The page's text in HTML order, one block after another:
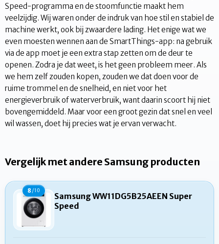
Speed-programma en de stoomfunctie maakt hem
veelzijdig. Wij waren onder de indruk van hoe stil en stabiel de
machine werkt, ook bij zwaardere lading. Het enige wat we
even moesten wennen aan de SmartThings-app: na gebruik
via de app moet je een extra stap zetten om de deur te
openen. Zodra je dat weet, is het geen probleem meer. Als
we hem zelf zouden kopen, zouden we dat doen voor de
ruime trommel en de snelheid, en niet voor het
energieverbruik of waterverbruik, want daarin scoort hij niet
bovengemiddeld. Maar voor een groot gezin dat snel en veel
wil wassen, doet hij precies wat je ervan verwacht.
Vergelijk met andere Samsung producten
8 /10
Samsung WW11DG5B25AEEN Super
Speed